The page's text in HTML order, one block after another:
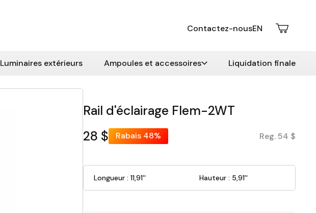
Contactez-nousEN
Luminaires extérieurs Ampoules et accessoires Liquidation finale
Rail d'éclairage Flem-2WT
28 $
Rabais48% Reg. 54 $
Longueur : 11,91'' Hauteur : 5,91''